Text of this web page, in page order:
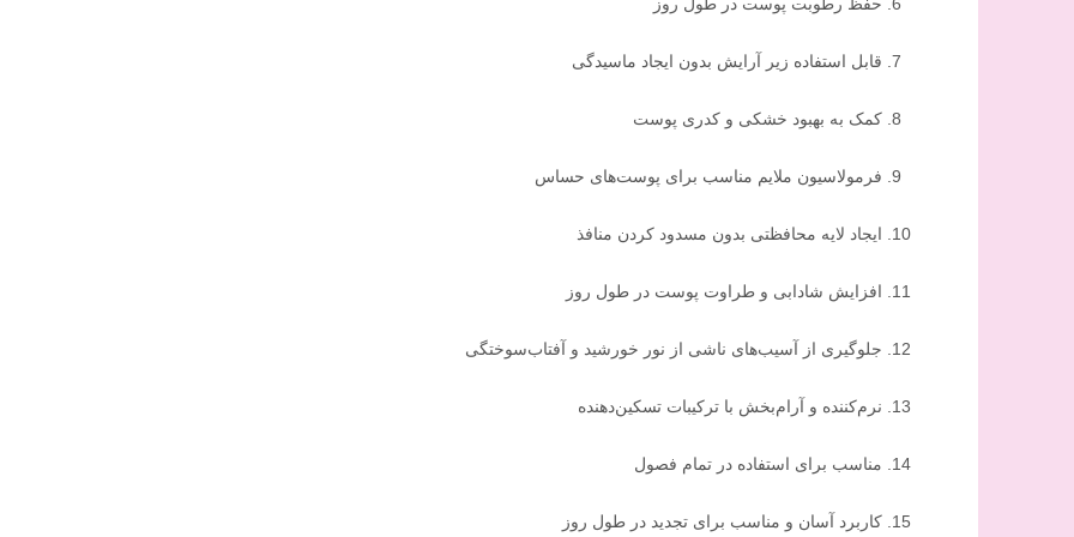
قابل استفاده زیر آرایش بدون ایجاد ماسیدگی
کمک به بهبود خشکی و کدری پوست
فرمولاسیون ملایم مناسب برای پوست‌های حساس
ایجاد لایه محافظتی بدون مسدود کردن منافذ
افزایش شادابی و طراوت پوست در طول روز
جلوگیری از آسیب‌های ناشی از نور خورشید و آفتاب‌سوختگی
نرم‌کننده و آرام‌بخش با ترکیبات تسکین‌دهنده
مناسب برای استفاده در تمام فصول
کاربرد آسان و مناسب برای تجدید در طول روز